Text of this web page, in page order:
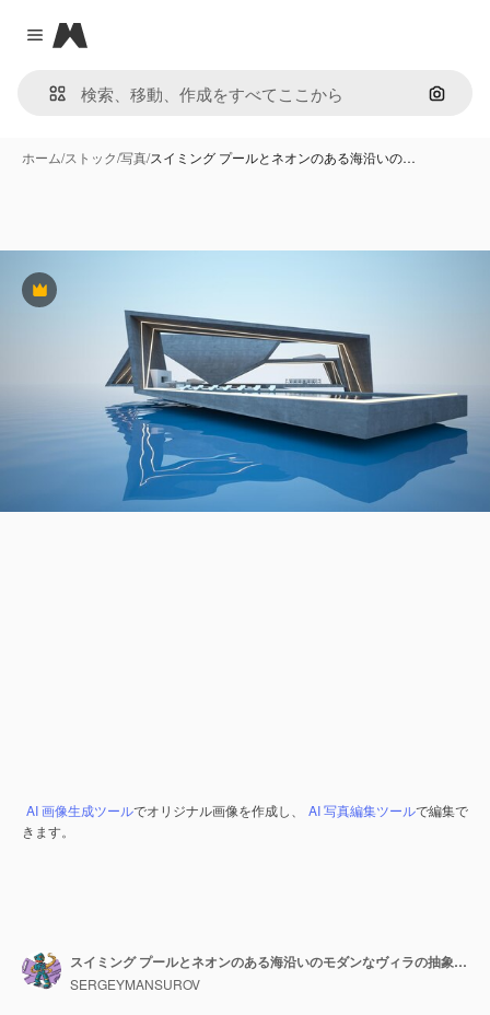
Close menu
Magnific
画像で
ホーム/ストック/写真/スイミング プールとネオンのある海沿いの…
Premium
AI 画像生成ツールでオリジナル画像を作成し、 AI 写真編集ツールで編集で
きます。
スイミング プールとネオンのある海沿いのモダンなヴィラの抽象的な建築コンクリート インテリア
SERGEYMANSUROV